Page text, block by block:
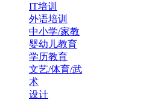
IT培训
外语培训
中小学/家教
婴幼儿教育
学历教育
文艺/体育/武
术
设计